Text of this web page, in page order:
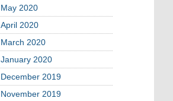
May 2020
April 2020
March 2020
January 2020
December 2019
November 2019